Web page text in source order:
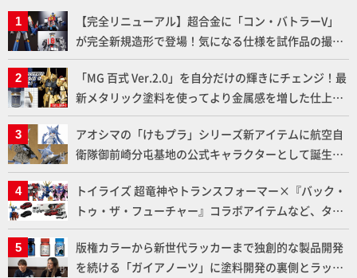
【完全リニューアル】超合金に「コン・バトラーV」
が完全新規造形で登場！気になる仕様を試作品の撮り
下ろしでご紹介!!さらに「大鉄人17」＆「ワンエイ
ト」セット情報もお届け！【超合金の魂】
「MG 百式 Ver.2.0」を自分だけの輝きにチェンジ！最
新メタリック塗料を使ってより金属感を増した仕上が
りに!!【試し読み】
アオシマの「けもプラ」シリーズ新アイテムに航空自
衛隊御前崎分屯基地の公式キャラクターとして誕生し
た「おまねこ」が着任！けもプラ公式サイト限定版と
通常版の2ラインで発売！
トイライズ 超竜神やトランスフォーマー×『バック・
トゥ・ザ・フューチャー』コラボアイテムなど、タカ
ラトミーの注目アイテムをチェック!!【タカラトミー
NEWITEM】
版権カラーから新世代ラッカーまで独創的な製品開発
を続ける「ガイアノーツ」に塗料開発の裏側とラッカ